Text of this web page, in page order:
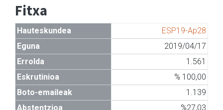
Fitxa
Hauteskundea
ESP19-Ap28
Eguna
2019/04/17
Errolda
1.561
Eskrutinioa
% 100,00
Boto-emaileak
1.139
Abstentzioa
%27,03